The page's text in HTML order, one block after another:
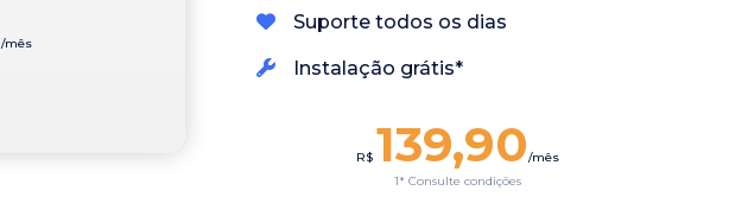
/mês
Suporte todos os dias
Instalação grátis*
R$ 139,90/mês
1* Consulte condições